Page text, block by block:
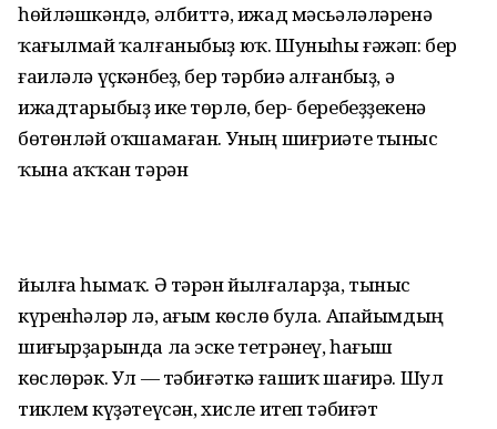
һөйләшкәндә, әлбиттә, ижад мәсьәләләренә
ҡағылмай ҡалғаныбыҙ юҡ. Шуныһы ғәжәп: бер
ғаиләлә үҫкәнбеҙ, бер тәрбиә алғанбыҙ, ә
ижадтарыбыҙ ике төрлө, бер- беребеҙҙекенә
бөтөнләй оҡшамаған. Уның шиғриәте тыныс
ҡына аҡҡан тәрән
йылға һымаҡ. Ә тәрән йылғаларҙа, тыныс
күренһәләр лә, ағым көслө була. Апайымдың
шиғырҙарында ла эске тетрәнеү, һағыш
көслөрәк. Ул — тәбиғәткә ғашиҡ шағирә. Шул
тиклем күҙәтеүсән, хисле итеп тәбиғәт